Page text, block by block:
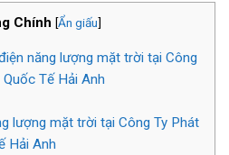
Chính [Ẩn giấu]
năng lượng mặt trời tại Công
Tế Hải Anh
lượng mặt trời tại Công Ty Phát
Hải Anh